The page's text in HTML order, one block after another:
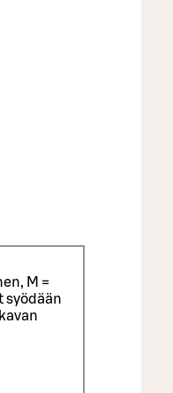
M =
syödään